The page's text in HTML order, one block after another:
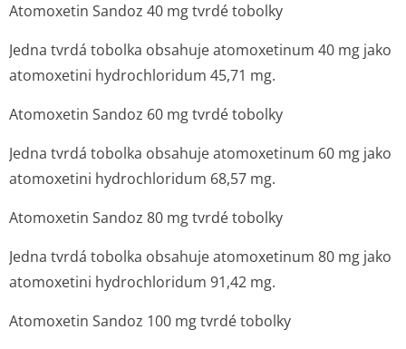
Atomoxetin Sandoz 40 mg tvrdé tobolky
Jedna tvrdá tobolka obsahuje atomoxetinum 40 mg jako
atomoxetini hydrochloridum 45,71 mg.
Atomoxetin Sandoz 60 mg tvrdé tobolky
Jedna tvrdá tobolka obsahuje atomoxetinum 60 mg jako
atomoxetini hydrochloridum 68,57 mg.
Atomoxetin Sandoz 80 mg tvrdé tobolky
Jedna tvrdá tobolka obsahuje atomoxetinum 80 mg jako
atomoxetini hydrochloridum 91,42 mg.
Atomoxetin Sandoz 100 mg tvrdé tobolky